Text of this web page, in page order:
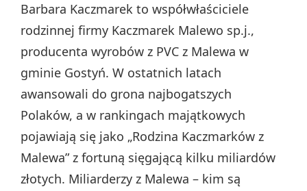
Barbara Kaczmarek to współwłaściciele
rodzinnej firmy Kaczmarek Malewo sp.j.,
producenta wyrobów z PVC z Malewa w
gminie Gostyń. W ostatnich latach
awansowali do grona najbogatszych
Polaków, a w rankingach majątkowych
pojawiają się jako „Rodzina Kaczmarków z
Malewa” z fortuną sięgającą kilku miliardów
złotych. Miliarderzy z Malewa – kim są